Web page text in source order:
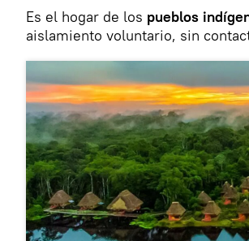
Es el hogar de los pueblos
aislamiento voluntario, sin